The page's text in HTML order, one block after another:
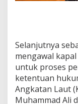
Selanjutnya
mengawal
untuk proses
ketentuan
Angkatan Laut
Muhammad Ali